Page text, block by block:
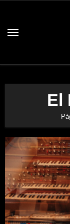
contenido
El